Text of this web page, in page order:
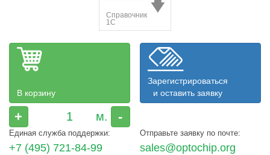
В корзину
+ -
Зарегистрироваться
и оставить заявку
Единая служба поддержки:
+7 (495) 721-84-99
Отправьте заявку по почте:
sales@optochip.org